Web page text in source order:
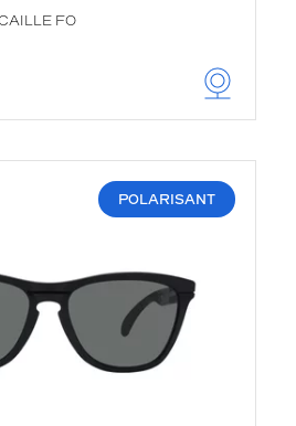
FO
POLARISANT